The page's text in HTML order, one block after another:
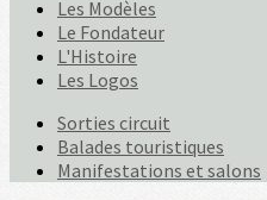
Les Modèles
Le Fondateur
L'Histoire
Les Logos
Sorties circuit
Balades touristiques
Manifestations et salons